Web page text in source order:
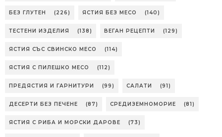
БЕЗ ГЛУТЕН (226) ЯСТИЯ БЕЗ МЕСО (140)
ТЕСТЕНИ ИЗДЕЛИЯ (138) ВЕГАН РЕЦЕПТИ (129)
ЯСТИЯ СЪС СВИНСКО МЕСО (114)
ЯСТИЯ С ПИЛЕШКО МЕСО (112)
ПРЕДЯСТИЯ И ГАРНИТУРИ (99) САЛАТИ (91)
ДЕСЕРТИ БЕЗ ПЕЧЕНЕ (87) СРЕДИЗЕМНОМОРИЕ (81)
ЯСТИЯ С РИБА И МОРСКИ ДАРОВЕ (73)